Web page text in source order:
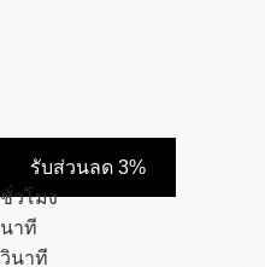
รับส่วนลด 3%
ชั่วโมง
นาที
วินาที